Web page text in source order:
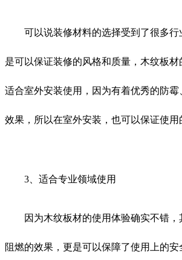
可以说装修材料的选择受到了很多行
是可以保证装修的风格和质量，木纹板材
适合室外安装使用，因为有着优秀的防
效果，所以在室外安装，也可以保证使用
3、适合专业领域使用
因为木纹板材的使用体验确实不错，
阻燃的效果，更是可以保障了使用上的